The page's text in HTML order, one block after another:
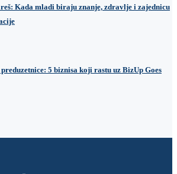
Kada mladi biraju znanje, zdravlje i zajednicu
5 biznisa koji rastu uz BizUp Goes